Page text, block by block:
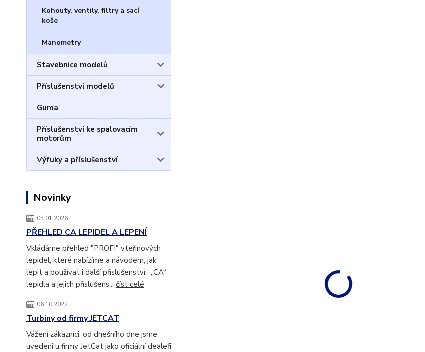
Kohouty, ventily, filtry a sací
koše
Manometry
Stavebnice modelů
Příslušenství modelů
Guma
Příslušenství ke spalovacím
motorům
Výfuky a příslušenství
Novinky
05.01.2026
PŘEHLED CA LEPIDEL A LEPENÍ
Vkládáme přehled "PROFI" vteřinových
lepidel, které nabízíme a návodem, jak
lepit a používat i další příslušenství. „CA“
lepidla a jejich příslušens... číst celé
06.10.2022
Turbíny od firmy JETCAT
Vážení zákazníci, od dnešního dne jsme
uvedeni u firmy JetCat jako oficiální dealeři